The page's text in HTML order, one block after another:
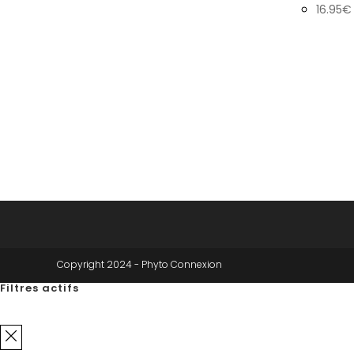
16.95€
Copyright 2024 - Phyto Connexion
Filtres actifs